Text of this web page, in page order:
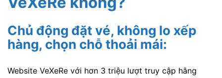
Chủ động đặt vé, không lo xếp
hàng, chọn chỗ thoải mái:
Website VeXeRe với hơn 3 triệu lượt truy cập hằng